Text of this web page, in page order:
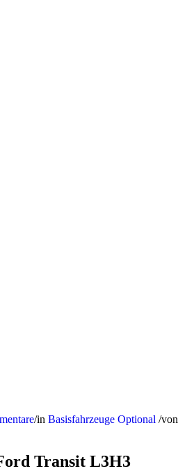
/in Basisfahrzeuge Optional /von
Transit L3H3